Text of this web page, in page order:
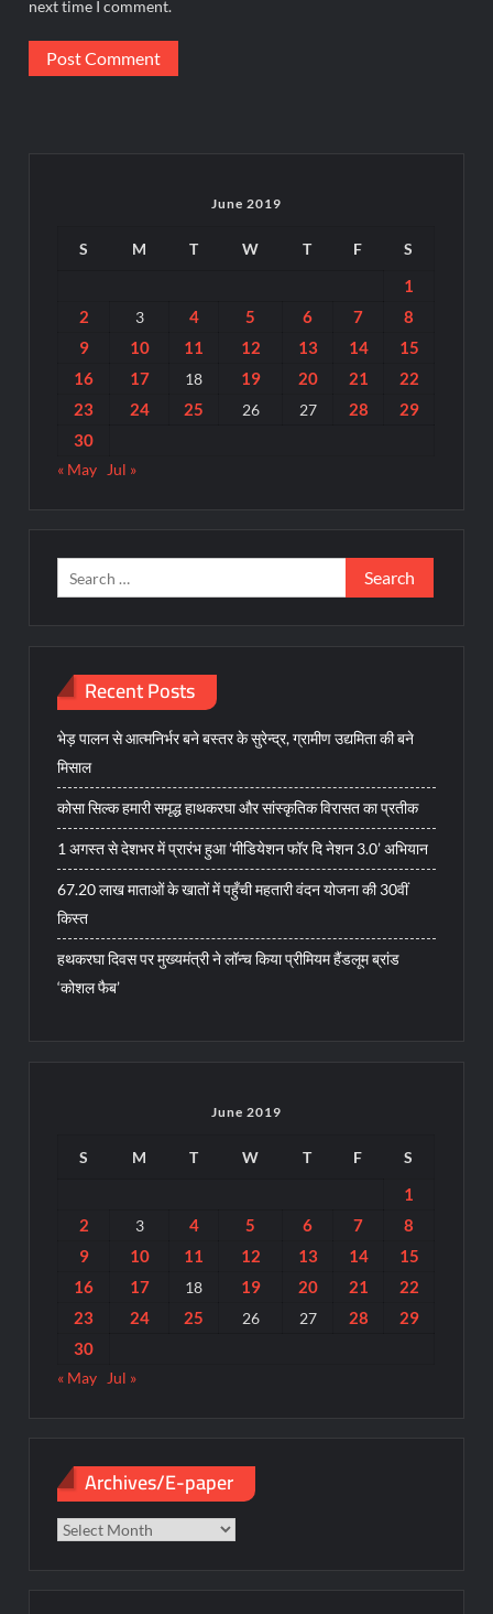
next time I comment.
June 2019
S M T W T F S
1
2
3 4 5 6 7
8
9
10 11 12 13 14
15
16
17 18 19 20 21
22
23
24 25 26 27 28
29
30
« May Jul »
Search
for:
Recent Posts
भेड़ पालन से आत्मनिर्भर बने बस्तर के सुरेन्द्र, ग्रामीण उद्यमिता की बने
मिसाल
कोसा सिल्क हमारी समृद्ध हाथकरघा और सांस्कृतिक विरासत का प्रतीक
1 अगस्त से देशभर में प्रारंभ हुआ ’मीडियेशन फॉर दि नेशन 3.0’ अभियान
67.20 लाख माताओं के खातों में पहुँची महतारी वंदन योजना की 30वीं
किस्त
हथकरघा दिवस पर मुख्यमंत्री ने लॉन्च किया प्रीमियम हैंडलूम ब्रांड
‘कोशल फैब’
June 2019
S M T W T F S
1
2
3 4 5 6 7
8
9
10 11 12 13 14
15
16
17 18 19 20 21
22
23
24 25 26 27 28
29
30
« May Jul »
Archives/E-paper